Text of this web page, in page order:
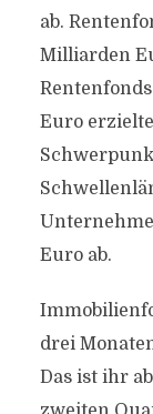
ab.
Milliarden
Euro
Euro ab.
drei
Das ist ihr